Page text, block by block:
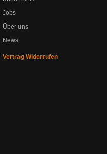
Jobs
Über uns
News
Vertrag Widerrufen